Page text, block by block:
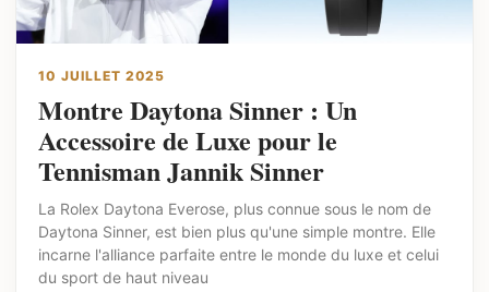
10 JUILLET 2025
Montre Daytona Sinner : Un
Accessoire de Luxe pour le
Tennisman Jannik Sinner
La Rolex Daytona Everose, plus connue sous le nom de
Daytona Sinner, est bien plus qu'une simple montre. Elle
incarne l'alliance parfaite entre le monde du luxe et celui
du sport de haut niveau